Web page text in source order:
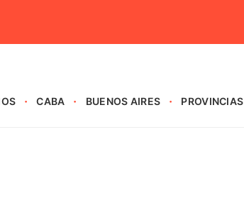
CABA BUENOS AIRES PROVINCIAS